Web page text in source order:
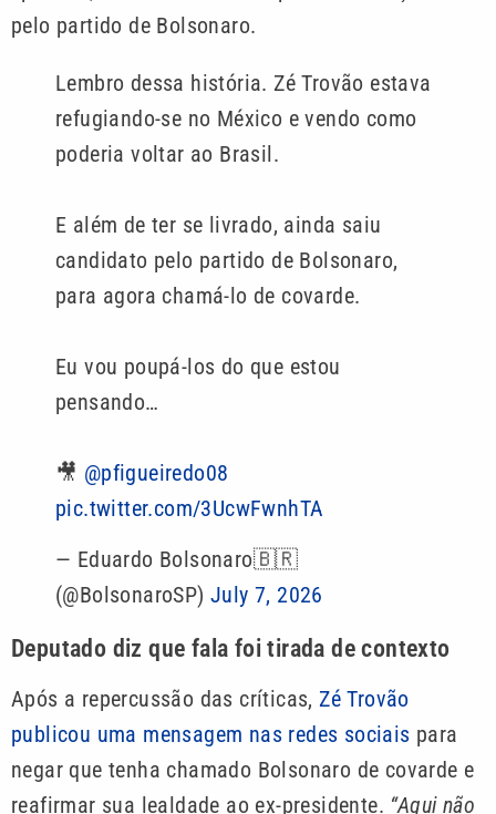
pelo partido de Bolsonaro.
Lembro dessa história. Zé Trovão estava
refugiando-se no México e vendo como
poderia voltar ao Brasil.
E além de ter se livrado, ainda saiu
candidato pelo partido de Bolsonaro,
para agora chamá-lo de covarde.
Eu vou poupá-los do que estou
pensando…
🎥 @pfigueiredo08
pic.twitter.com/3UcwFwnhTA
— Eduardo Bolsonaro🇧🇷
(@BolsonaroSP) July 7, 2026
Deputado diz que fala foi tirada de contexto
Após a repercussão das críticas,Zé Trovão
publicou uma mensagem nas redes sociais para
negar que tenha chamado Bolsonaro de covarde e
reafirmar sua lealdade ao ex-presidente. “Aqui não